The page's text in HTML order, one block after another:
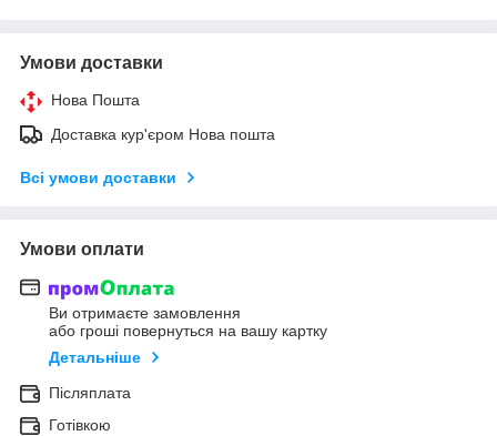
Умови доставки
Нова Пошта
Доставка кур'єром Нова пошта
Всі умови доставки
Умови оплати
Ви отримаєте замовлення
або гроші повернуться на вашу картку
Детальніше
Післяплата
Готівкою